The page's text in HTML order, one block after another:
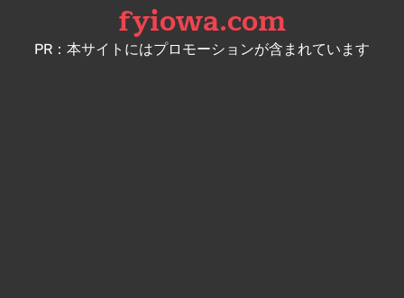
content
fyiowa.com
PR：本サイトにはプロモーションが含まれています